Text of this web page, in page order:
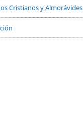
Cristianos y Almorávides